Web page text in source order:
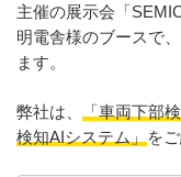
主催の展示会「
明電舎様のブースで
ます。
弊社は、 「車両下部
検知AIシステム」
を